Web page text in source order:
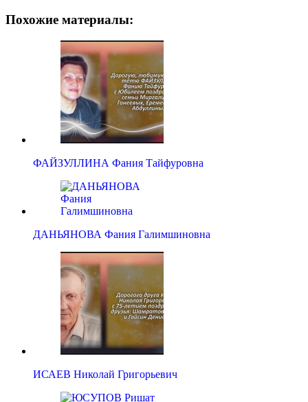
Похожие материалы:
ФАЙЗУЛЛИНА Фания Тайфуровна
ДАНЬЯНОВА Фания Галимшиновна
ИСАЕВ Николай Григорьевич